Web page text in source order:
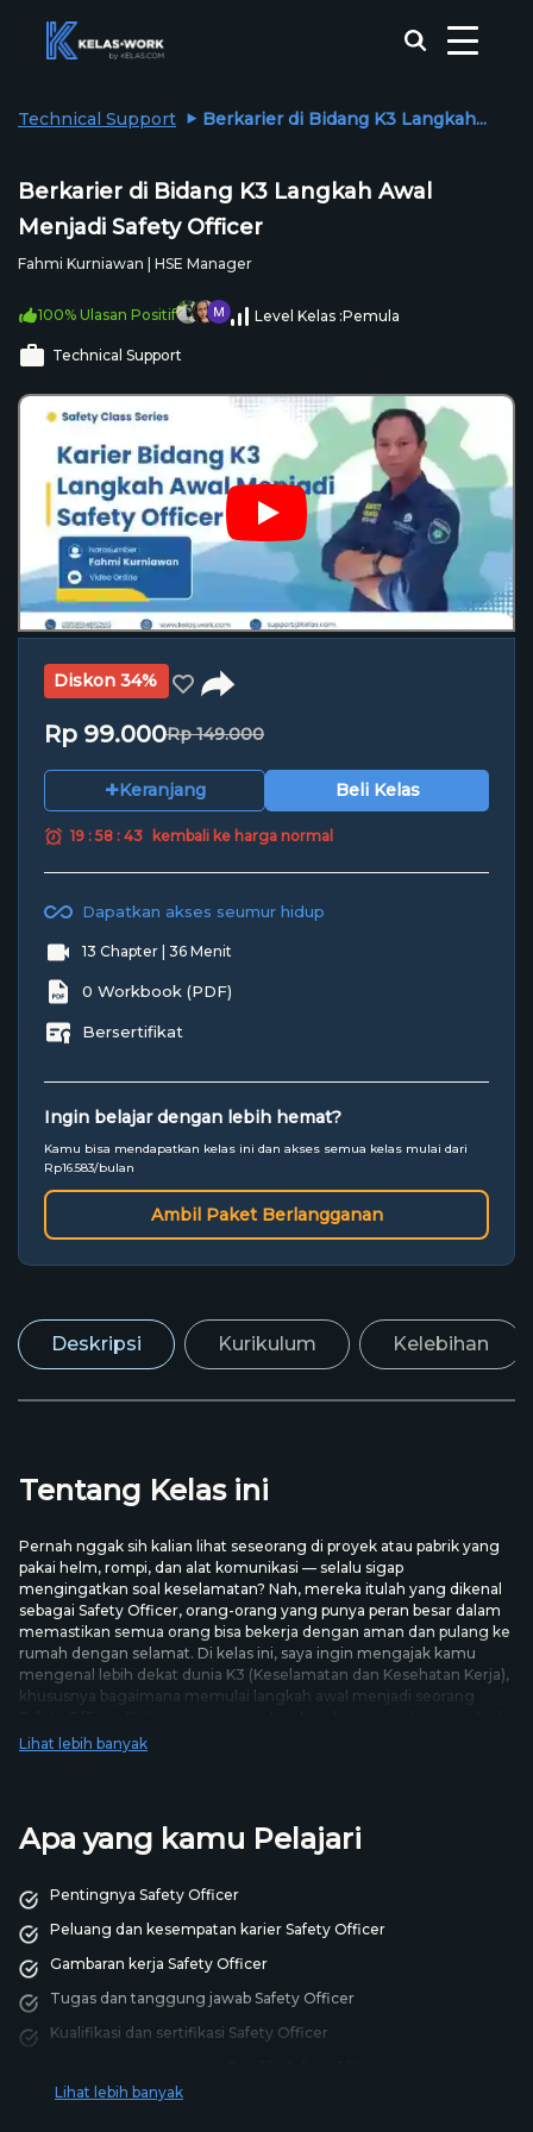
Technical Support Berkarier di Bidang K3 Langkah...
Berkarier di Bidang K3 Langkah Awal
Menjadi Safety Officer
Fahmi Kurniawan | HSE Manager
100% Ulasan Positif Level Kelas :Pemula
Technical Support
Diskon 34%
Rp 99.000Rp 149.000
+Keranjang Beli Kelas
19 : 58 : 43 kembali ke harga normal
Dapatkan akses seumur hidup
13 Chapter | 36 Menit
0 Workbook (PDF)
Bersertifikat
Ingin belajar dengan lebih hemat?
Kamu bisa mendapatkan kelas ini dan akses semua kelas mulai dari
Rp16.583/bulan
Ambil Paket Berlangganan
Deskripsi Kurikulum Kelebihan
Tentang Kelas ini
Pernah nggak sih kalian lihat seseorang di proyek atau pabrik yang
pakai helm, rompi, dan alat komunikasi — selalu sigap
mengingatkan soal keselamatan? Nah, mereka itulah yang dikenal
sebagai Safety Officer, orang-orang yang punya peran besar dalam
memastikan semua orang bisa bekerja dengan aman dan pulang ke
rumah dengan selamat. Di kelas ini, saya ingin mengajak kamu
mengenal lebih dekat dunia K3 (Keselamatan dan Kesehatan Kerja),
khususnya bagaimana memulai langkah awal menjadi seorang
selama lebih dari 15 tahun bekerja di lapangan, mengajar, dan
Lihat lebih banyak
Apa yang kamu Pelajari
Pentingnya Safety Officer
Peluang dan kesempatan karier Safety Officer
Gambaran kerja Safety Officer
Tugas dan tanggung jawab Safety Officer
Kualifikasi dan sertifikasi Safety Officer
Peluang Karier K3 di Sektor Industri Indonesia
Lihat lebih banyak